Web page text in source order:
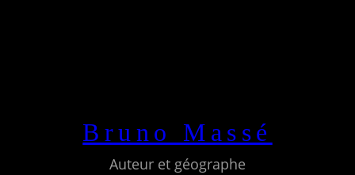
Bruno Massé
Auteur et géographe